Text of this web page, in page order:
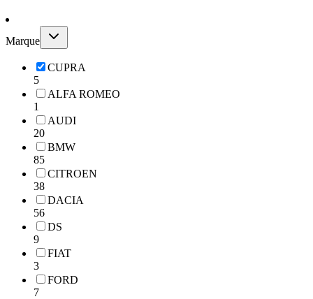
Marque
CUPRA
5
ALFA ROMEO
1
AUDI
20
BMW
85
CITROEN
38
DACIA
56
DS
9
FIAT
3
FORD
7